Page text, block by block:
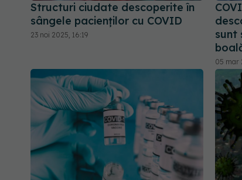
Structuri ciudate descoperite în
sângele pacienților cu COVID
23 noi 2025, 16:19
sunt
05 mar